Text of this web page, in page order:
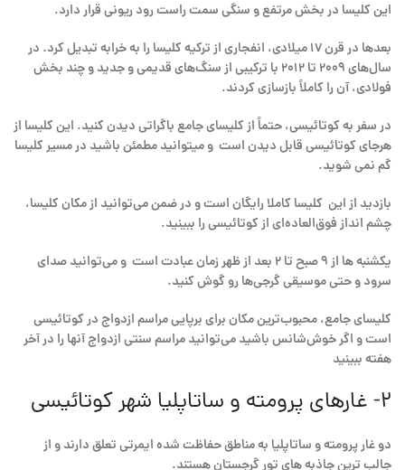
این کلیسا در بخش مرتفع و سنگی سمت راست رود ریونی قرار دارد.
بعدها در قرن 17 میلادی، انفجاری از ترکیه کلیسا را به خرابه تبدیل کرد. در
سال‌های 2009 تا 2012 با ترکیبی از سنگ‌های قدیمی و جدید و چند بخش
فولادی، آن را کاملاً بازسازی کردند.
در سفر به کوتائیسی، حتماً از کلیسای جامع باگراتی دیدن کنید. این کلیسا از
هرجای کوتائیسی قابل دیدن است و میتوانید مطمئن باشید در مسیر کلیسا
گم نمی شوید.
بازدید از این کلیسا کاملا رایگان است و در ضمن می‌توانید از مکان کلیسا،
چشم انداز فوق‌العاده‌ای از کوتائیسی را ببینید.
یکشنبه ها از 9 صبح تا 2 بعد از ظهر زمان عبادت است و می‌توانید صدای
سرود و حتی موسیقی گرجی‌ها رو گوش کنید.
کلیسای جامع، محبوب‌ترین مکان برای برپایی مراسم ازدواج در کوتائیسی
است و اگر خوش‌شانس باشید می‌توانید مراسم سنتی ازدواج آنها را در آخر
هفته‌ ببینید
۲- غارهای پرومته و ساتاپلیا شهر کوتائیسی
دو غار پرومته و ساتاپلیا به مناطق حفاظت شده ایمرتی تعلق دارند و از
جالب ترین جاذبه های تور گرجستان هستند.